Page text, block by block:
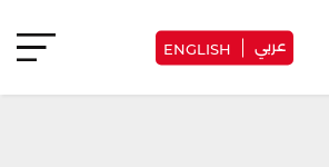
عربي ENGLISH